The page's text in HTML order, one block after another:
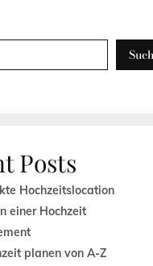
Posts
Hochzeitslocation
einer Hochzeit
planen von A-Z